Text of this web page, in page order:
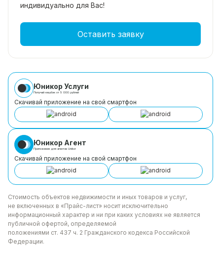
индивидуально для Вас!
Оставить заявку
Юникор Услуги
Получай кешбэк от 5 000 рублей
Скачивай приложение на свой смартфон
Юникор Агент
Приложение для агентов Unikor
Скачивай приложение на свой смартфон
Стоимость объектов недвижимости и иных товаров и услуг,
не включенных в «Прайс-лист» носит исключительно
информационный характер и ни при каких условиях не является
публичной офертой, определяемой
положениями ст. 437 ч. 2 Гражданского кодекса Российской
Федерации.